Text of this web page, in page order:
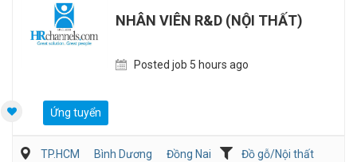
NHÂN VIÊN R&D (NỘI THẤT)
Posted job 5 hours ago
Ứng tuyển
TP.HCM Bình Dương Đồng Nai
Đồ gỗ/Nội thất